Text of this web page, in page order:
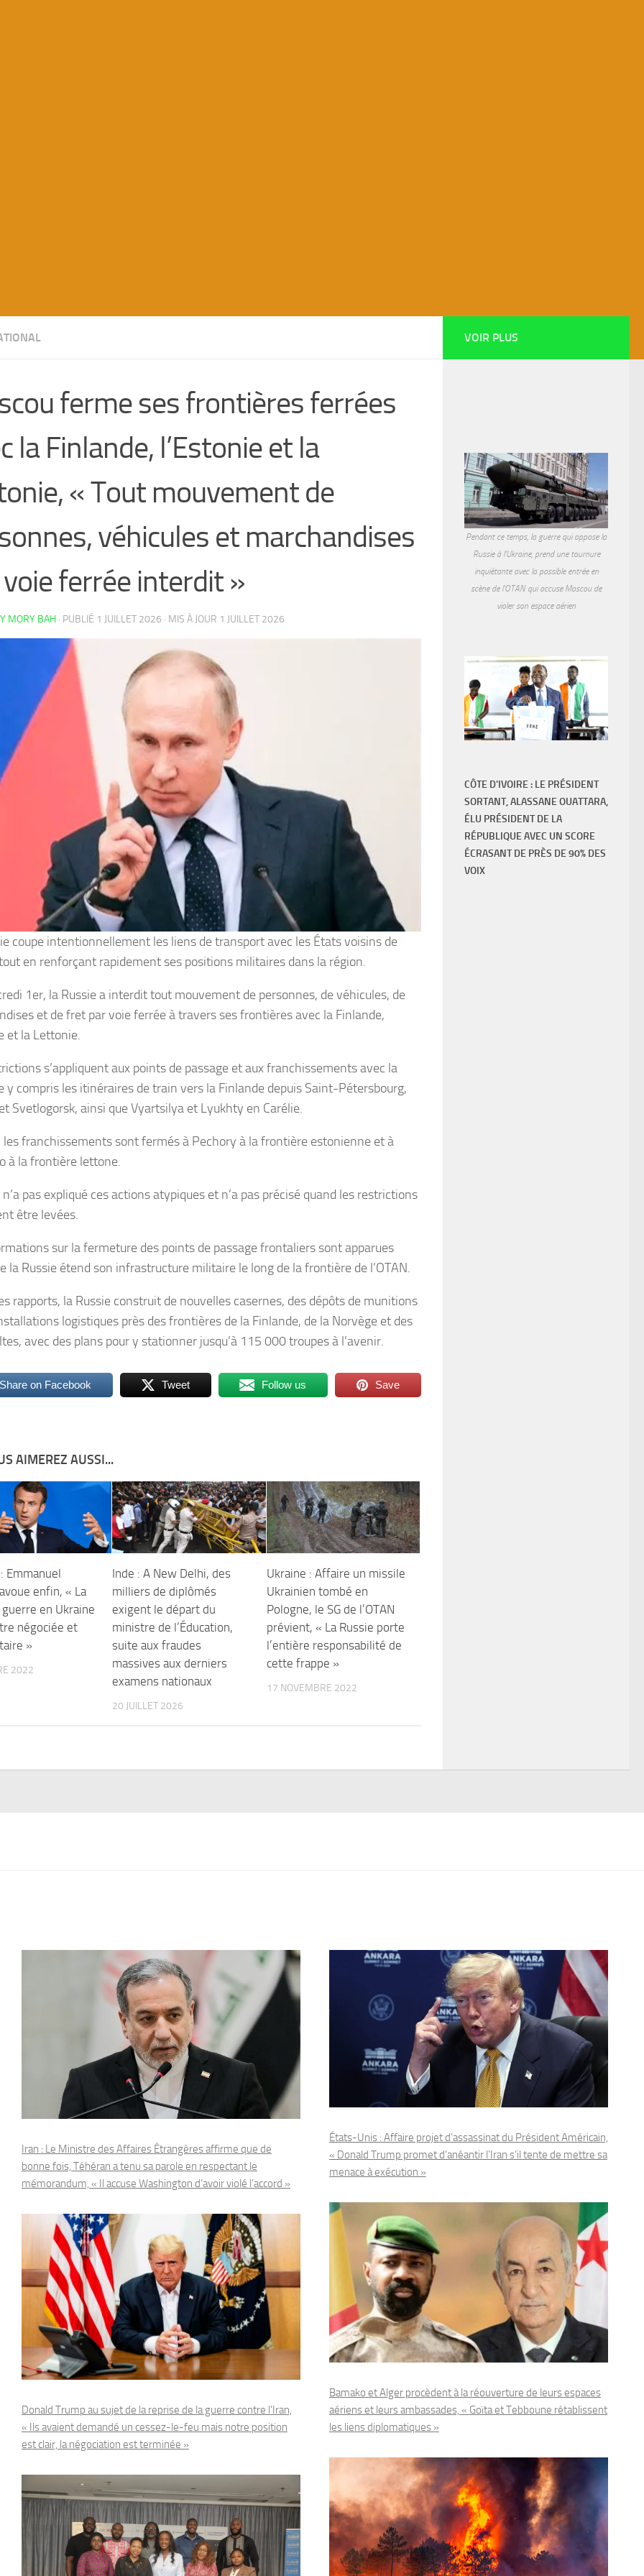
ferme ses frontières ferrées
la Finlande, l’Estonie et la
« Tout mouvement de
véhicules et marchandises
ferrée interdit »
MORY BAH · PUBLIÉ 1 JUILLET 2026 · MIS À JOUR 1 JUILLET 2026
coupe intentionnellement les liens de transport avec les États voisins de
tout en renforçant rapidement ses positions militaires dans la région.
1er, la Russie a interdit tout mouvement de personnes, de véhicules, de
et de fret par voie ferrée à travers ses frontières avec la Finlande,
et la Lettonie.
s’appliquent aux points de passage et aux franchissements avec la
y compris les itinéraires de train vers la Finlande depuis Saint-Pétersbourg,
Svetlogorsk, ainsi que Vyartsilya et Lyukhty en Carélie.
les franchissements sont fermés à Pechory à la frontière estonienne et à
à la frontière lettone.
pas expliqué ces actions atypiques et n’a pas précisé quand les restrictions
être levées.
sur la fermeture des points de passage frontaliers sont apparues
la Russie étend son infrastructure militaire le long de la frontière de l’OTAN.
rapports, la Russie construit de nouvelles casernes, des dépôts de munitions
logistiques près des frontières de la Finlande, de la Norvège et des
avec des plans pour y stationner jusqu’à 115 000 troupes à l’avenir.
Share on Facebook Tweet Follow us Save
AIMEREZ AUSSI...
Emmanuel
enfin, « La
en Ukraine
négociée et
»
2022
Inde : A New Delhi, des
milliers de diplômés
exigent le départ du
ministre de l’Éducation,
suite aux fraudes
massives aux derniers
examens nationaux
20 JUILLET 2026
Ukraine : Affaire un missile
Ukrainien tombé en
Pologne, le SG de l’OTAN
prévient, « La Russie porte
l’entière responsabilité de
cette frappe »
17 NOVEMBRE 2022
VOIR PLUS
Pendant ce temps, la guerre qui oppose la
Russie à l'Ukraine, prend une tournure
inquiétante avec la possible entrée en
scène de l'OTAN qui accuse Moscou de
violer son espace aérien
CÔTE D'IVOIRE : LE PRÉSIDENT
SORTANT, ALASSANE OUATTARA,
ÉLU PRÉSIDENT DE LA
RÉPUBLIQUE AVEC UN SCORE
ÉCRASANT DE PRÈS DE 90% DES
VOIX
Iran : Le Ministre des Affaires Étrangères affirme que de
bonne fois, Téhéran a tenu sa parole en respectant le
mémorandum, « Il accuse Washington d’avoir violé l’accord »
Donald Trump au sujet de la reprise de la guerre contre l’Iran,
« Ils avaient demandé un cessez-le-feu mais notre position
est clair, la négociation est terminée »
États-Unis : Affaire projet d’assassinat du Président Américain,
« Donald Trump promet d’anéantir l’Iran s’il tente de mettre sa
menace à exécution »
Bamako et Alger procèdent à la réouverture de leurs espaces
aériens et leurs ambassades, « Goïta et Tebboune rétablissent
les liens diplomatiques »